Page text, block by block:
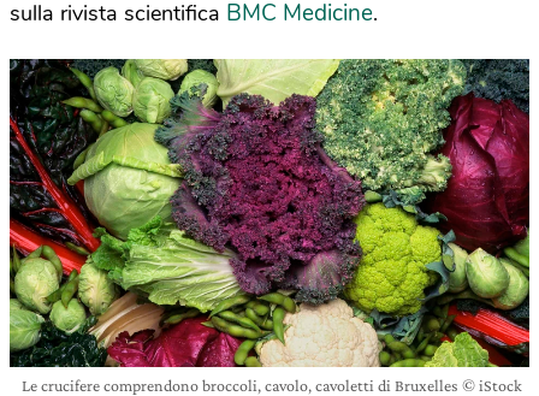
sulla rivista scientifica BMC Medicine.
Le crucifere comprendono broccoli, cavolo, cavoletti di Bruxelles © iStock